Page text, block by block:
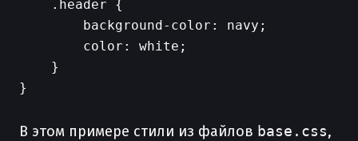
    .header {
        background-color: navy;
        color: white;
    }
}
В этом примере стили из файлов base.css,